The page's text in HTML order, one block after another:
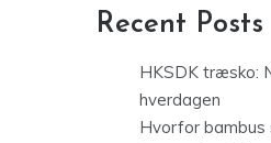
Recent Posts
HKSDK træsko:
hverdagen
Hvorfor bambus